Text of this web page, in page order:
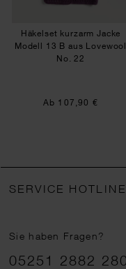
Häkelset kurzarm Jacke
Modell 13 B aus Lovewool
No. 22
Ab 107,90 €
SERVICE HOTLINE
Sie haben Fragen?
Telefonnummer
05251 2882